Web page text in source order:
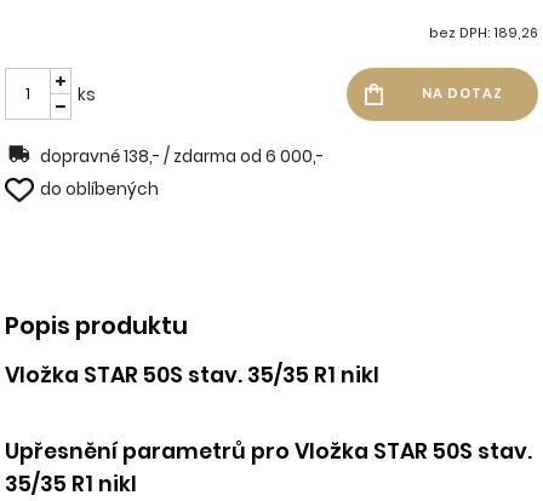
bez DPH: 189,26
ks
dopravné 138,- / zdarma od 6 000,-
do oblíbených
Popis produktu
Vložka STAR 50S stav. 35/35 R1 nikl
Upřesnění parametrů pro Vložka STAR 50S stav.
35/35 R1 nikl